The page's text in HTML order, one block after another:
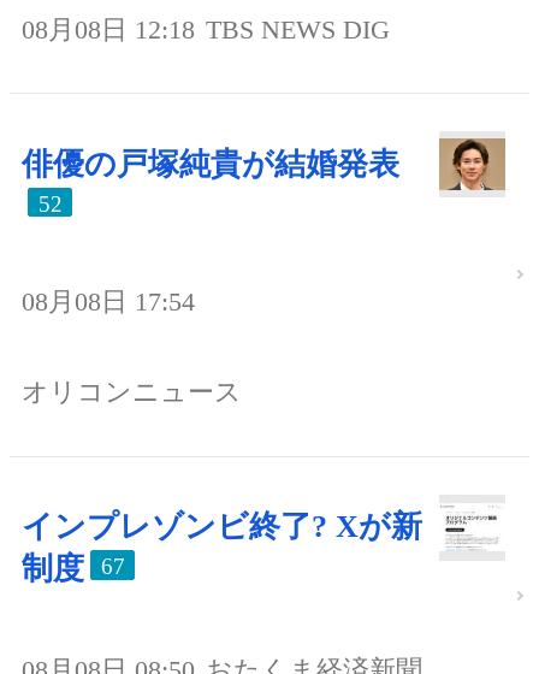
08月08日 12:18 TBS NEWS DIG
俳優の戸塚純貴が結婚発表
52
08月08日 17:54
オリコンニュース
インプレゾンビ終了? Xが新
制度
67